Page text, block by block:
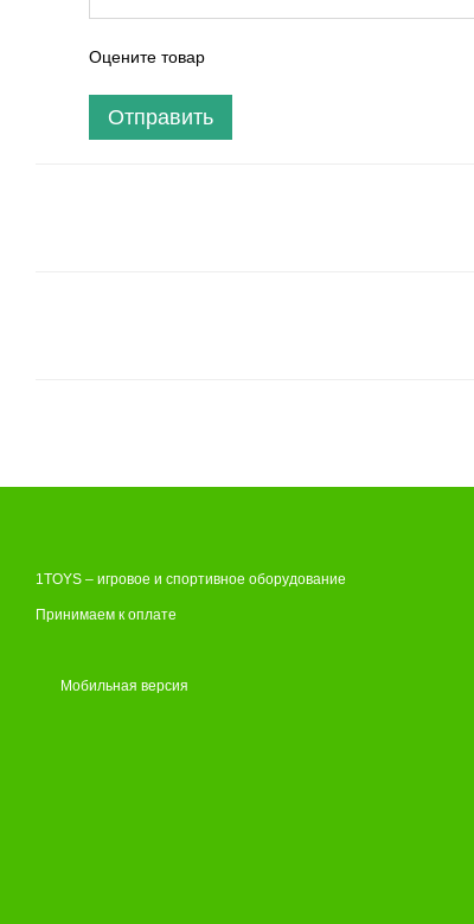
Оцените товар
Отправить
1TOYS – игровое и спортивное оборудование
Принимаем к оплате
Мобильная версия